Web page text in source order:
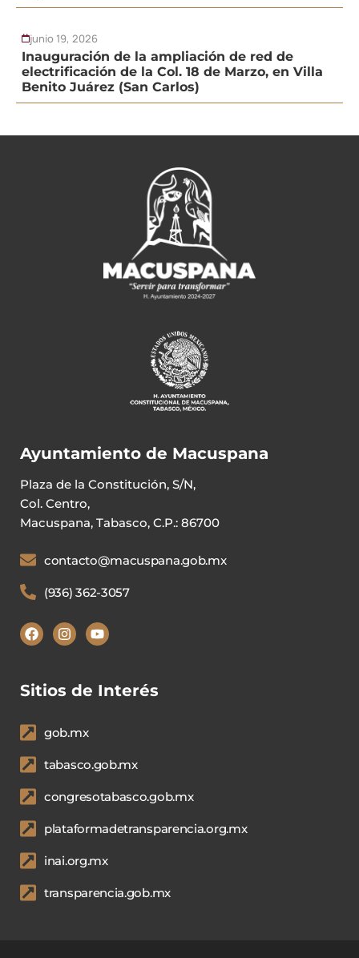
junio 19, 2026
Inauguración de la ampliación de red de
electrificación de la Col. 18 de Marzo, en Villa
Benito Juárez (San Carlos)
Ayuntamiento de Macuspana
Plaza de la Constitución, S/N,
Col. Centro,
Macuspana, Tabasco, C.P.: 86700
contacto@macuspana.gob.mx
(936) 362-3057
Sitios de Interés
gob.mx
tabasco.gob.mx
congresotabasco.gob.mx
plataformadetransparencia.org.mx
inai.org.mx
transparencia.gob.mx